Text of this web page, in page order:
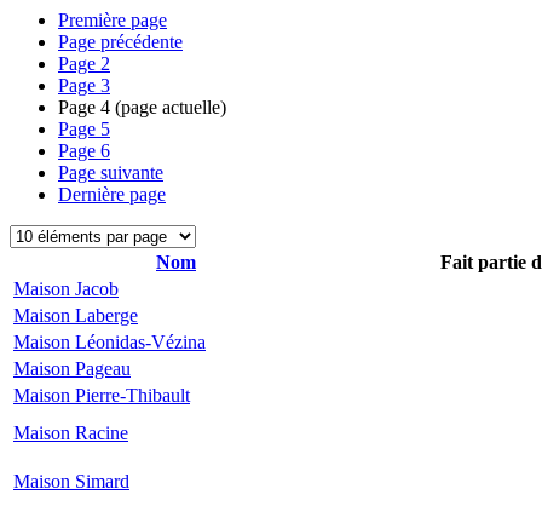
Première page
Page précédente
Page 2
Page 3
Page 4 (page actuelle)
Page 5
Page 6
Page suivante
Dernière page
Nom
Fait partie
Maison Jacob
Maison Laberge
Maison Léonidas-Vézina
Maison Pageau
Maison Pierre-Thibault
Maison Racine
Maison Simard